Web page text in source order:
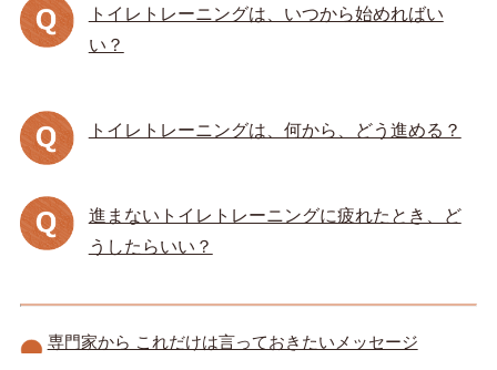
トイレトレーニングは、いつから始めればい
い？
トイレトレーニングは、何から、どう進める？
進まないトイレトレーニングに疲れたとき、ど
うしたらいい？
専門家から これだけは言っておきたいメッセージ